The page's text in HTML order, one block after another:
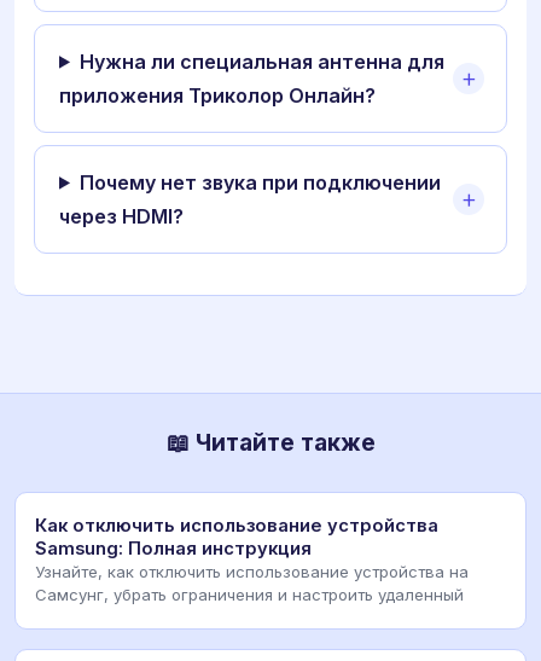
Нужна ли специальная антенна для
приложения Триколор Онлайн?
Почему нет звука при подключении
через HDMI?
📖 Читайте также
Как отключить использование устройства
Samsung: Полная инструкция
Узнайте, как отключить использование устройства на
Самсунг, убрать ограничения и настроить удаленный